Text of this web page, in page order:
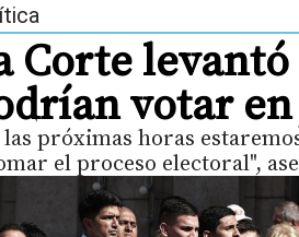
Corte
votar
las próximas horas
el proceso electoral",